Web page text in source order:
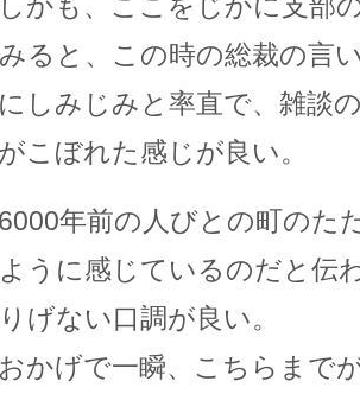
かも、ここをじかに支部
ると、この時の総裁の言
しみじみと率直で、雑談
こぼれた感じが良い。
年前の人びとの町のた
うに感じているのだと伝
げない口調が良い。
かげで一瞬、こちらまで